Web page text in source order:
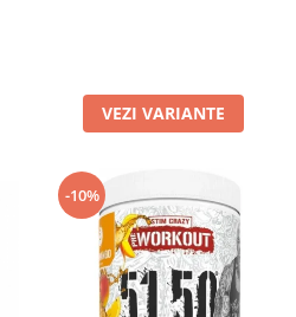
VEZI VARIANTE
-10%